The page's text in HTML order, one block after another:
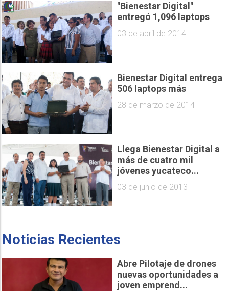
"Bienestar Digital"
entregó 1,096 laptops
03 de abril de 2014
Bienestar Digital entrega
506 laptops más
28 de marzo de 2014
Llega Bienestar Digital a
más de cuatro mil
jóvenes yucateco...
03 de junio de 2013
Noticias Recientes
Abre Pilotaje de drones
nuevas oportunidades a
joven emprend...